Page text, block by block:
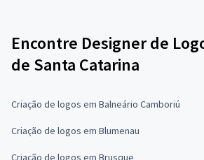
Encontre Designer de
de Santa Catarina
Criação de logos em Balneário Camboriú
Criação de logos em Blumenau
Criação de logos em Brusque